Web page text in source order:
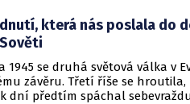
která nás poslala do
1945 se druhá světová válka v
závěru. Třetí říše se
dní předtím spáchal